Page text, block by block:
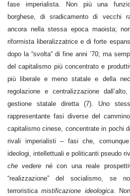
fase imperialista. Non più una
borghese, di sradicamento di vecchi
ancora nella stessa epoca maoista;
riformista liberalizzatrice e di forte
dopo la “svolta“ di fine anni ’70; ma
del capitalismo più concentrato e
più liberale e meno statale e della
regolazione e centralizzazione
gestione statale diretta (7). Uno
rappresentante fasi diverse del
capitalismo cinese, concentrate in pochi
rivali imperialisti – fasi che,
ideologi, intellettuali e politicanti pseudo
che vedere né con una reale
“realizzazione” del socialismo, se
terroristicamistificazione ideologica.